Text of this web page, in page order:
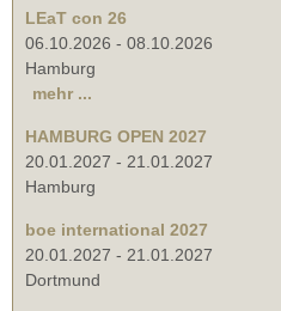
LEaT con 26
06.10.2026 - 08.10.2026
Hamburg
mehr ...
HAMBURG OPEN 2027
20.01.2027 - 21.01.2027
Hamburg
boe international 2027
20.01.2027 - 21.01.2027
Dortmund